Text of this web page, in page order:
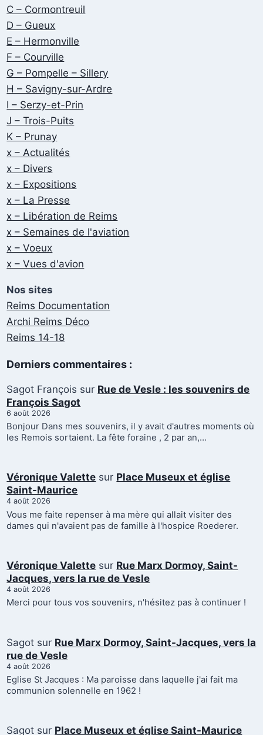
C – Cormontreuil
D – Gueux
E – Hermonville
F – Courville
G – Pompelle – Sillery
H – Savigny-sur-Ardre
I – Serzy-et-Prin
J – Trois-Puits
K – Prunay
x – Actualités
x – Divers
x – Expositions
x – La Presse
x – Libération de Reims
x – Semaines de l'aviation
x – Voeux
x – Vues d'avion
Nos sites
Reims Documentation
Archi Reims Déco
Reims 14-18
Derniers commentaires :
Sagot François sur Rue de Vesle : les souvenirs de
François Sagot
6 août 2026
Bonjour Dans mes souvenirs, il y avait d'autres moments où
les Remois sortaient. La fête foraine , 2 par an,…
Véronique Valette sur Place Museux et église
Saint-Maurice
4 août 2026
Vous me faite repenser à ma mère qui allait visiter des
dames qui n'avaient pas de famille à l'hospice Roederer.
Véronique Valette sur Rue Marx Dormoy, Saint-
Jacques, vers la rue de Vesle
4 août 2026
Merci pour tous vos souvenirs, n'hésitez pas à continuer !
Sagot sur Rue Marx Dormoy, Saint-Jacques, vers la
rue de Vesle
4 août 2026
Eglise St Jacques : Ma paroisse dans laquelle j'ai fait ma
communion solennelle en 1962 !
Sagot sur Place Museux et église Saint-Maurice